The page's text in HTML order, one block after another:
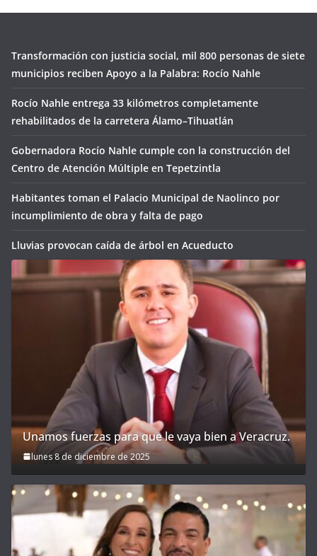
Transformación con justicia social, mil 800 personas de siete
municipios reciben Apoyo a la Palabra: Rocío Nahle
Rocío Nahle entrega 33 kilómetros completamente
rehabilitados de la carretera Álamo–Tihuatlán
Gobernadora Rocío Nahle cumple con la construcción del
Centro de Atención Múltiple en Tepetzintla
Habitantes toman el Palacio Municipal de Naolinco por
incumplimiento de obra y falta de pago
Lluvias provocan caída de árbol en Acueducto
Unamos fuerzas para que le vaya bien a Veracruz.
lunes 8 de diciembre de 2025